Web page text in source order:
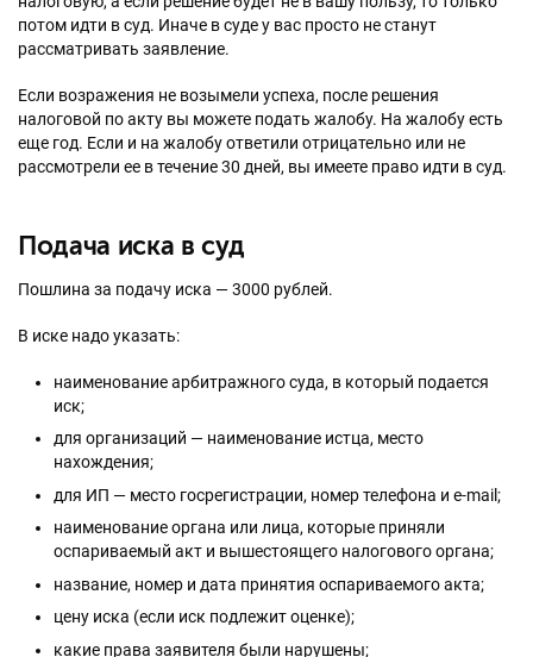
потом идти в суд. Иначе в суде у вас просто не станут
рассматривать заявление.
Если возражения не возымели успеха, после решения
налоговой по акту вы можете подать жалобу. На жалобу есть
еще год. Если и на жалобу ответили отрицательно или не
рассмотрели ее в течение 30 дней, вы имеете право идти в суд.
Подача иска в суд
Пошлина за подачу иска — 3000 рублей.
В иске надо указать:
наименование арбитражного суда, в который подается
иск;
для организаций — наименование истца, место
нахождения;
для ИП — место госрегистрации, номер телефона и e-mail;
наименование органа или лица, которые приняли
оспариваемый акт и вышестоящего налогового органа;
название, номер и дата принятия оспариваемого акта;
цену иска (если иск подлежит оценке);
какие права заявителя были нарушены;